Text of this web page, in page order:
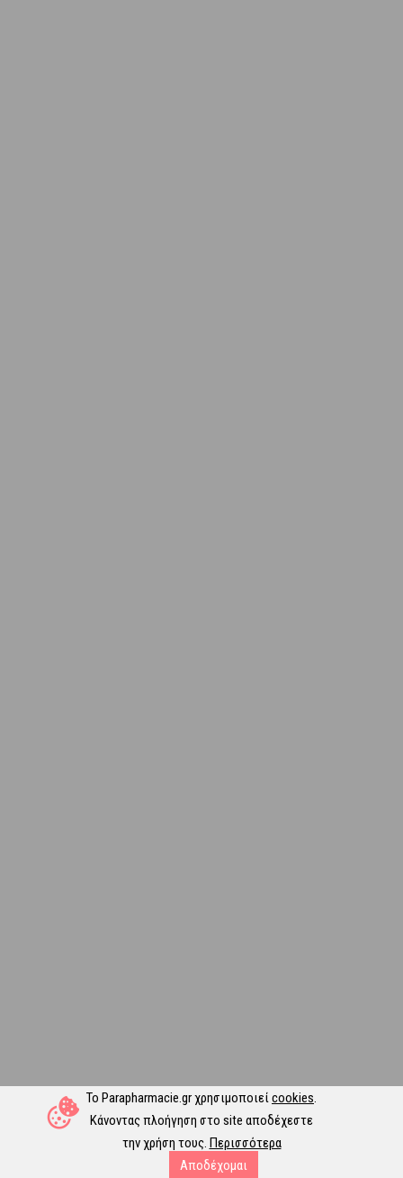
Το Parapharmacie.gr χρησιμοποιείcookies.
Κάνοντας πλοήγηση στο site αποδέχεστε
την χρήση τους. Περισσότερα
Αποδέχομαι